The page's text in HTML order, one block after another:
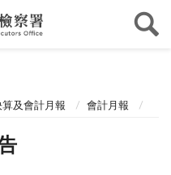
算及會計月報 會計月報